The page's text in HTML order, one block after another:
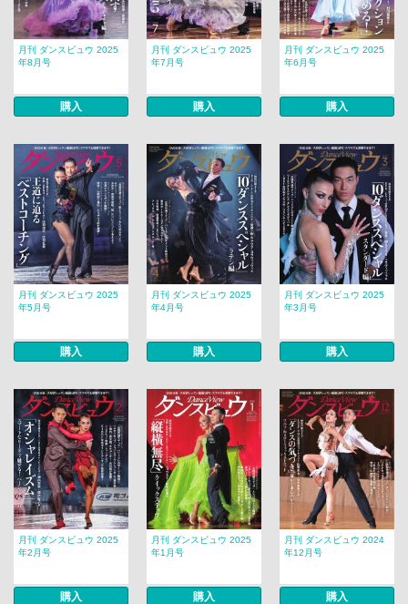
月刊 ダンスビュウ 2025
年8月号
購入
月刊 ダンスビュウ 2025
年7月号
購入
月刊 ダンスビュウ 2025
年6月号
購入
月刊 ダンスビュウ 2025
年5月号
購入
月刊 ダンスビュウ 2025
年4月号
購入
月刊 ダンスビュウ 2025
年3月号
購入
月刊 ダンスビュウ 2025
年2月号
購入
月刊 ダンスビュウ 2025
年1月号
購入
月刊 ダンスビュウ 2024
年12月号
購入